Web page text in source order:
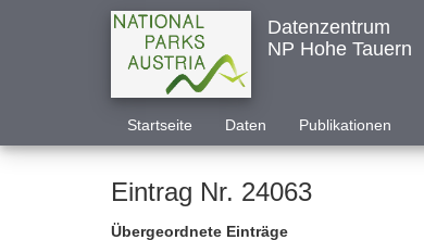
Datenzentrum
NP Hohe Tauern
Startseite Daten Publikationen
Eintrag Nr. 24063
Übergeordnete Einträge